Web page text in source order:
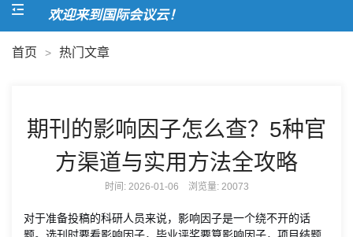
欢迎来到国际会议云！
首页 > 热门文章
期刊的影响因子怎么查？5种官
方渠道与实用方法全攻略
时间: 2026-01-06 浏览量: 20073
对于准备投稿的科研人员来说，影响因子是一个绕不开的话
题。选刊时要看影响因子，毕业评奖要算影响因子，项目结题